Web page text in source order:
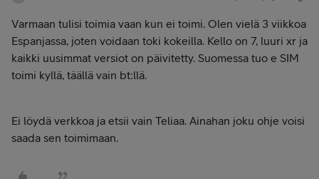
Varmaan tulisi toimia vaan kun ei toimi. Olen vielä 3 viikkoa
Espanjassa, joten voidaan toki kokeilla. Kello on 7, luuri xr ja
kaikki uusimmat versiot on päivitetty. Suomessa tuo e SIM
toimi kyllä, täällä vain bt:llä.
Ei löydä verkkoa ja etsii vain Teliaa. Ainahan joku ohje voisi
saada sen toimimaan.